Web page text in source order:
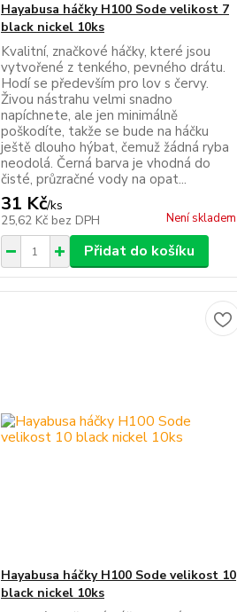
Hayabusa háčky H100 Sode velikost 7
black nickel 10ks
Kvalitní, značkové háčky, které jsou
vytvořené z tenkého, pevného drátu.
Hodí se především pro lov s červy.
Živou nástrahu velmi snadno
napíchnete, ale jen minimálně
poškodíte, takže se bude na háčku
ještě dlouho hýbat, čemuž žádná ryba
neodolá. Černá barva je vhodná do
čisté, průzračné vody na opat...
31 Kč/ks
25,62 Kč bez DPH Není skladem
Přidat do košíku
Hayabusa háčky H100 Sode velikost 10
black nickel 10ks